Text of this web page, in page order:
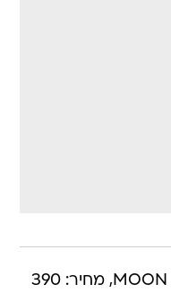
קערה שקופה מפלסטיק מדגם MOON, מחיר: 390